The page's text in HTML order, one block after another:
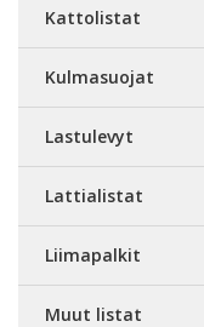
Kattolistat
Kulmasuojat
Lastulevyt
Lattialistat
Liimapalkit
Muut listat